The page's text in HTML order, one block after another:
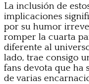
La inclusión de
implicaciones
por su humor
romper la cuarta
diferente al
lado, trae consigo
fans devota que ha
de varias